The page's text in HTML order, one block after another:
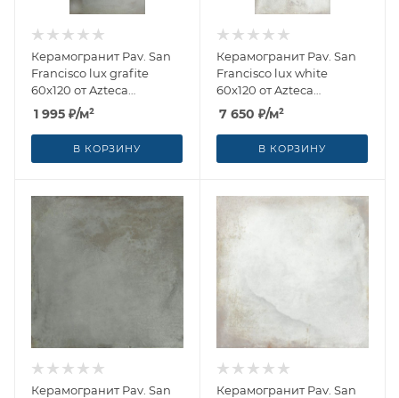
Керамогранит Pav. San
Francisco lux grafite
60x120 от Azteca
(Испания)
1 995 ₽/м²
В КОРЗИНУ
Керамогранит Pav. San
Francisco lux white
60x120 от Azteca
(Испания)
7 650 ₽/м²
В КОРЗИНУ
Керамогранит Pav. San
Керамогранит Pav. San